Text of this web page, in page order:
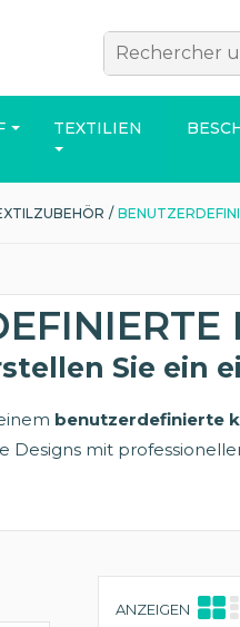
TEXTILIEN
T-SHIRT
/
Sie ein
benutzerdefinierte
Designs mit
ANZEIGEN